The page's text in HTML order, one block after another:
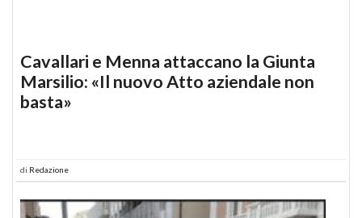
Cavallari e Menna attaccano la Giunta
Marsilio: «Il nuovo Atto aziendale non
basta»
di Redazione